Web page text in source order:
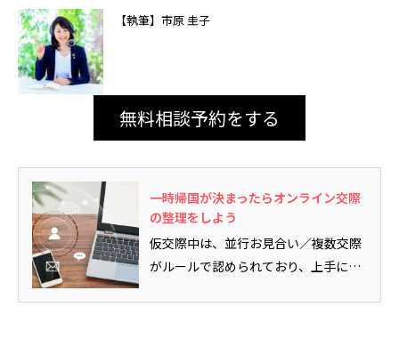
【執筆】市原 圭子
無料相談予約をする
一時帰国が決まったらオンライン交際
の整理をしよう
仮交際中は、並行お見合い／複数交際
がルールで認められており、上手に並